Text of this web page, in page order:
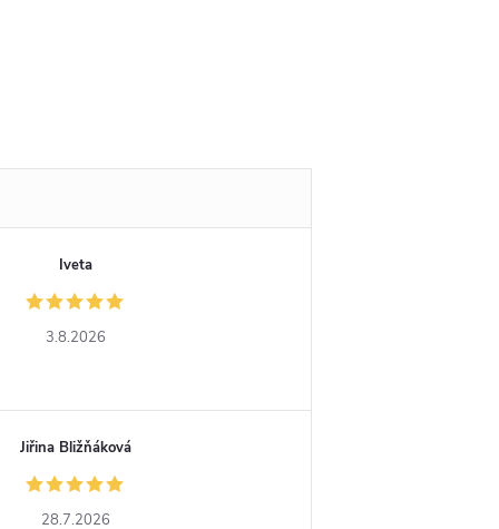
Iveta
3.8.2026
Jiřina Bližňáková
28.7.2026